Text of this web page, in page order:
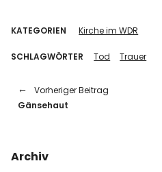
KATEGORIEN Kirche im WDR
SCHLAGWÖRTER Tod Trauer
Vorheriger Beitrag
Gänsehaut
Archiv